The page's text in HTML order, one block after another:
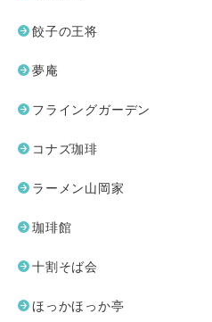
餃子の王将
夢庵
フライングガーデン
コナズ珈琲
ラーメン山岡家
珈琲館
十割そば会
ほっかほっか亭